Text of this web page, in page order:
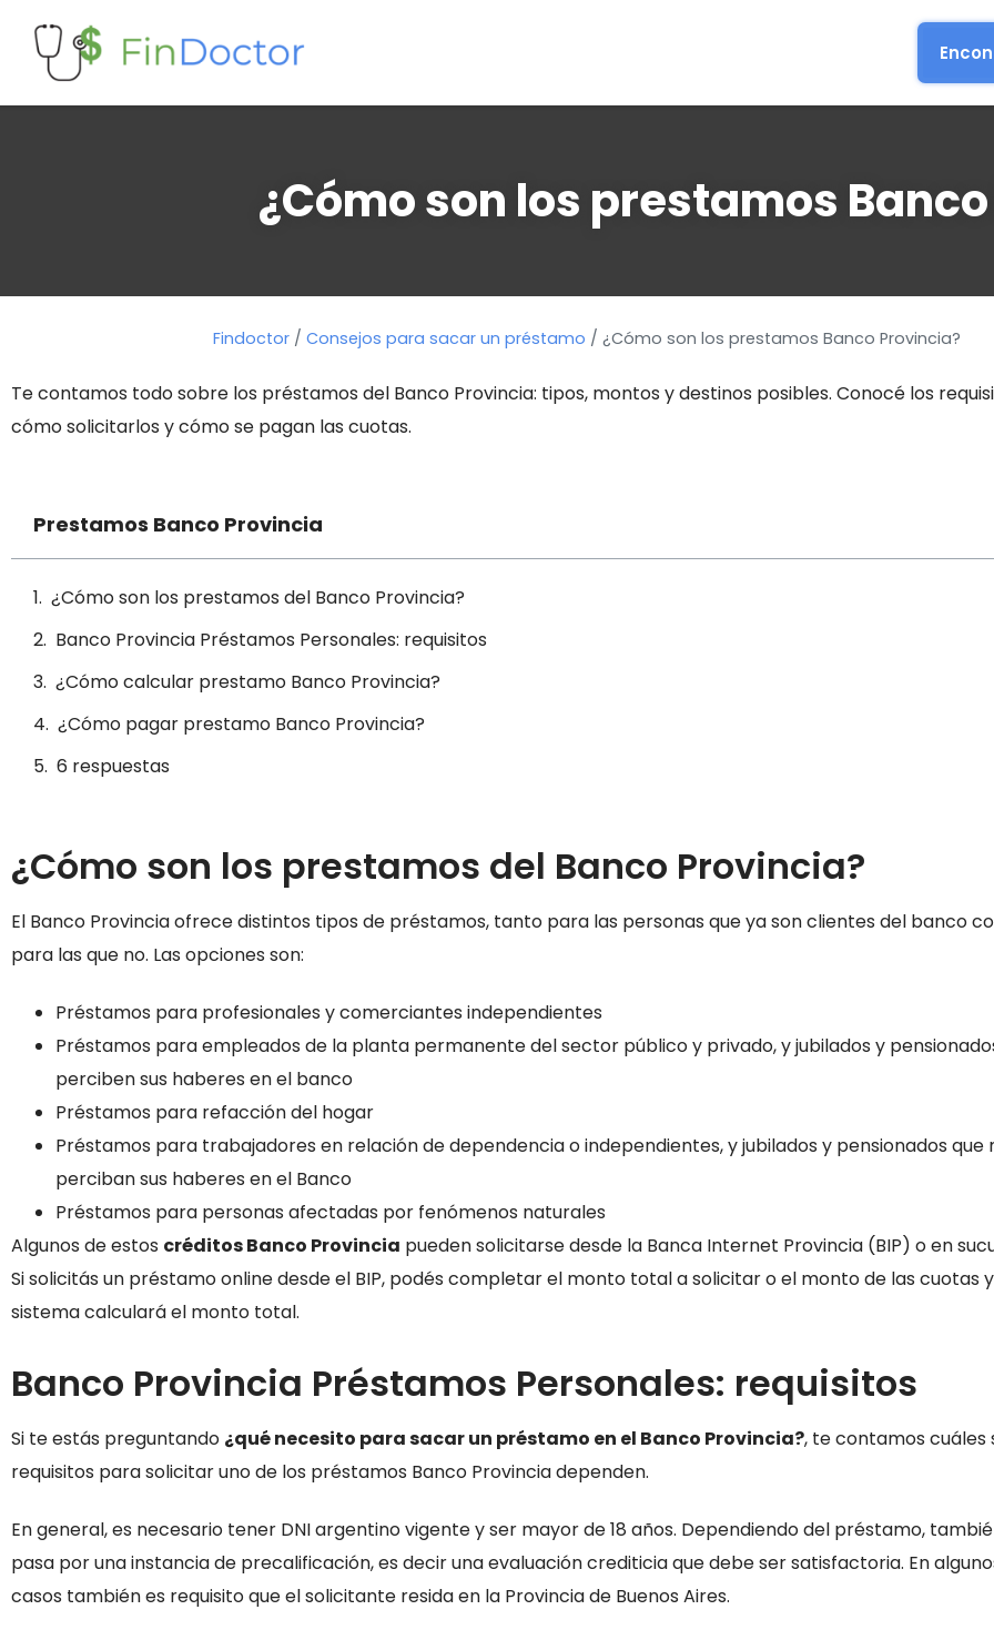
¿Cómo son los prestamos
Findoctor / Consejos para sacar un préstamo / ¿Cómo son los prestamos Banco Provincia?
Te contamos todo sobre los préstamos del Banco Provincia: tipos, montos y destinos posibles. Conocé los
cómo solicitarlos y cómo se pagan las cuotas.
Prestamos Banco Provincia
¿Cómo son los prestamos del Banco Provincia?
Banco Provincia Préstamos Personales: requisitos
¿Cómo calcular prestamo Banco Provincia?
¿Cómo pagar prestamo Banco Provincia?
6 respuestas
¿Cómo son los prestamos del Banco Provincia?
El Banco Provincia ofrece distintos tipos de préstamos, tanto para las personas que ya son clientes del banco
para las que no. Las opciones son:
Préstamos para profesionales y comerciantes independientes
Préstamos para empleados de la planta permanente del sector público y privado, y jubilados y
perciben sus haberes en el banco
Préstamos para refacción del hogar
Préstamos para trabajadores en relación de dependencia o independientes, y jubilados y pensionados que
perciban sus haberes en el Banco
Préstamos para personas afectadas por fenómenos naturales
Algunos de estos créditos Banco Provincia pueden solicitarse desde la Banca Internet Provincia (BIP) o en
Si solicitás un préstamo online desde el BIP, podés completar el monto total a solicitar o el monto de las cuotas
sistema calculará el monto total.
Banco Provincia Préstamos Personales: requisitos
Si te estás preguntando ¿qué necesito para sacar un préstamo en el Banco Provincia?, te contamos cuáles
requisitos para solicitar uno de los préstamos Banco Provincia dependen.
En general, es necesario tener DNI argentino vigente y ser mayor de 18 años. Dependiendo del préstamo,
pasa por una instancia de precalificación, es decir una evaluación crediticia que debe ser satisfactoria. En
casos también es requisito que el solicitante resida en la Provincia de Buenos Aires.